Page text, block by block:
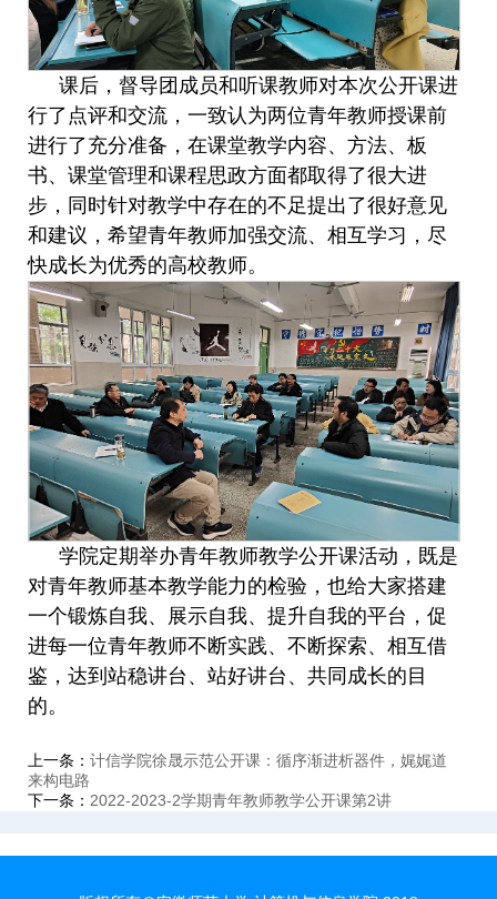
课后，督导团成员和听课教师对本次公开课进
行了点评和交流，一致认为两位青年教师授课前
进行了充分准备，在课堂教学内容、方法、板
书、课堂管理和课程思政方面都取得了很大进
步，同时针对教学中存在的不足提出了很好意见
和建议，希望青年教师加强交流、相互学习，尽
快成长为优秀的高校教师。
学院定期举办青年教师教学公开课活动，既是
对青年教师基本教学能力的检验，也给大家搭建
一个锻炼自我、展示自我、提升自我的平台，促
进每一位青年教师不断实践、不断探索、相互借
鉴，达到站稳讲台、站好讲台、共同成长的目
的。
上一条： 计信学院徐晟示范公开课：循序渐进析器件，娓娓道
来构电路
下一条： 2022-2023-2学期青年教师教学公开课第2讲